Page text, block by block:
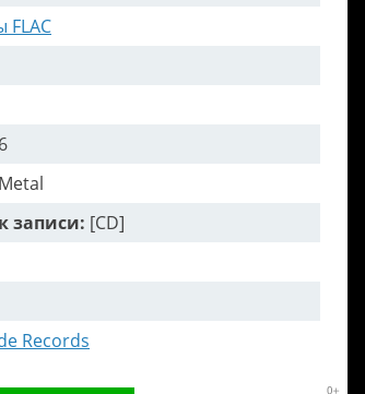
записи: [CD]
Records